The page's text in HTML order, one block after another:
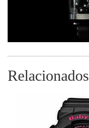
Relacionados